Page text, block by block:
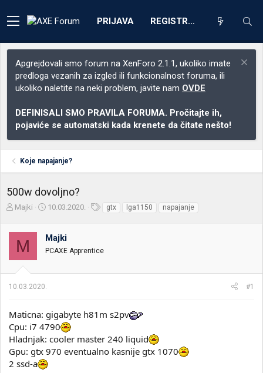
PRIJAVA REGISTRACIJA
Apgrejdovali smo forum na XenForo 2.1.1, ukoliko imate
predloga vezanih za izgled ili funkcionalnost foruma, ili
ukoliko naletite na neki problem, javite nam OVDE
DEFINISALI SMO PRAVILA FORUMA. Pročitajte ih,
pojaviće se automatski kada krenete da čitate nešto!
Koje napajanje?
500w dovoljno?
Z
e
n
t
m
Majki
D
u
m
t
a
a
10.03.2020.
k
gtx lga1150 napajanje
M Majki
PCAXE Apprentice
10.03.2020. #1
Maticna: gigabyte h81m s2pv
Cpu: i7 4790
Hladnjak: cooler master 240 liquid
Gpu: gtx 970 eventualno kasnije gtx 1070
2 ssd-a